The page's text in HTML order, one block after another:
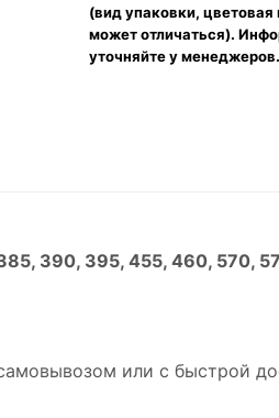
(вид упаковки,
может отличаться).
уточняйте у менеджеров.
390, 395, 455, 460, 570,
или с быстрой